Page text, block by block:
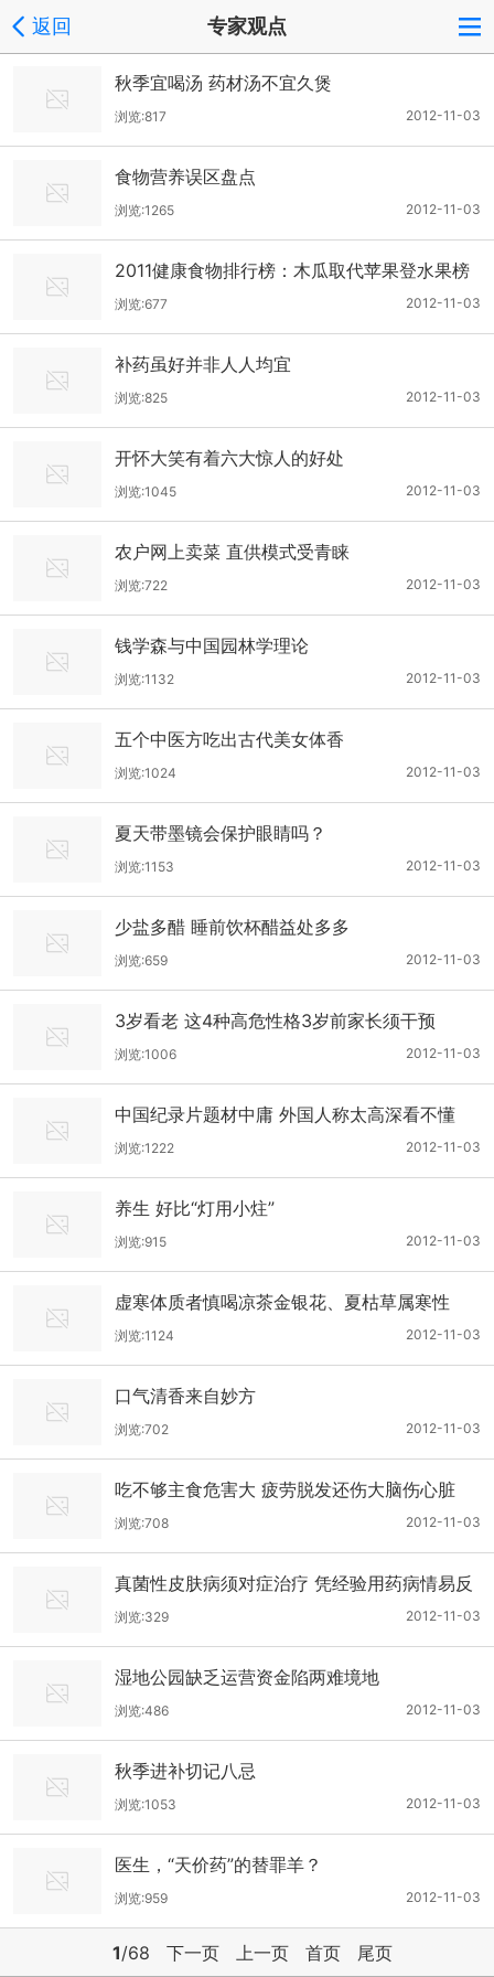
返回 专家观点
秋季宜喝汤 药材汤不宜久煲
2012-11-03
浏览:817
食物营养误区盘点
2012-11-03
浏览:1265
2011健康食物排行榜：木瓜取代苹果登水果榜
首
2012-11-03
浏览:677
补药虽好并非人人均宜
2012-11-03
浏览:825
开怀大笑有着六大惊人的好处
2012-11-03
浏览:1045
农户网上卖菜 直供模式受青睐
2012-11-03
浏览:722
钱学森与中国园林学理论
2012-11-03
浏览:1132
五个中医方吃出古代美女体香
2012-11-03
浏览:1024
夏天带墨镜会保护眼睛吗？
2012-11-03
浏览:1153
少盐多醋 睡前饮杯醋益处多多
2012-11-03
浏览:659
3岁看老 这4种高危性格3岁前家长须干预
2012-11-03
浏览:1006
中国纪录片题材中庸 外国人称太高深看不懂
2012-11-03
浏览:1222
养生 好比“灯用小炷”
2012-11-03
浏览:915
虚寒体质者慎喝凉茶金银花、夏枯草属寒性
2012-11-03
浏览:1124
口气清香来自妙方
2012-11-03
浏览:702
吃不够主食危害大 疲劳脱发还伤大脑伤心脏
2012-11-03
浏览:708
真菌性皮肤病须对症治疗 凭经验用药病情易反
复
2012-11-03
浏览:329
湿地公园缺乏运营资金陷两难境地
2012-11-03
浏览:486
秋季进补切记八忌
2012-11-03
浏览:1053
医生，“天价药”的替罪羊？
2012-11-03
浏览:959
1/68 下一页 上一页 首页 尾页